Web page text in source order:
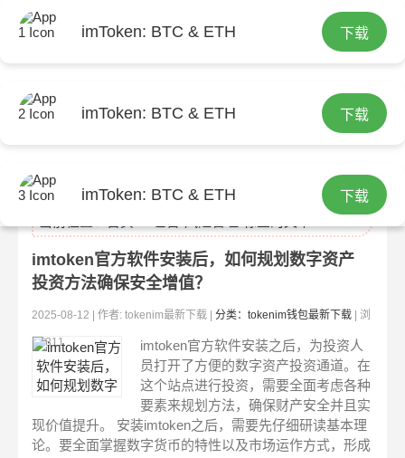
imToken: BTC & ETH 下载
imToken: BTC & ETH 下载
imToken: BTC & ETH 下载
imtoken官方软件安装后，如何规划数字资产
投资方法确保安全增值？
2025-08-12 | 作者: tokenim最新下载 | 分类：tokenim钱包最新下载 | 浏
览:311
imtoken官方软件安装之后，为投资人
员打开了方便的数字资产投资通道。在
这个站点进行投资，需要全面考虑各种
要素来规划方法，确保财产安全并且实
现价值提升。 安装imtoken之后，需要先仔细研读基本理
论。要全面掌握数字货币的特性以及市场运作方式，形成